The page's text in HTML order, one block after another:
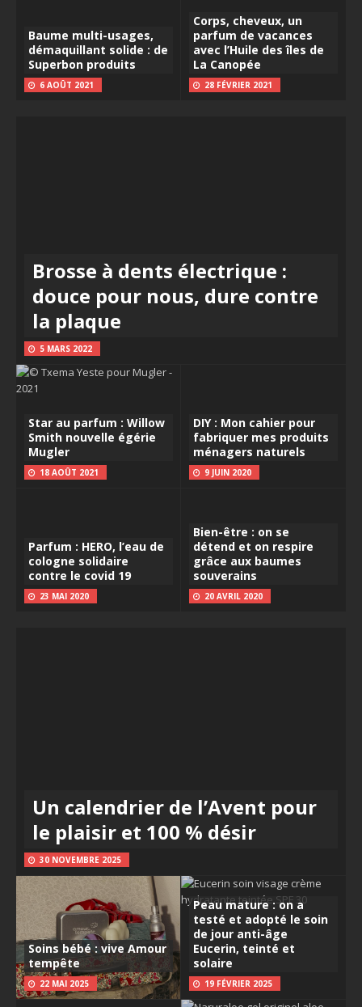
Baume multi-usages,
démaquillant solide : de
Superbon produits
6 AOÛT 2021
Corps, cheveux, un
parfum de vacances
avec l’Huile des îles de
La Canopée
28 FÉVRIER 2021
Brosse à dents électrique :
douce pour nous, dure contre
la plaque
5 MARS 2022
Star au parfum : Willow
Smith nouvelle égérie
Mugler
18 AOÛT 2021
DIY : Mon cahier pour
fabriquer mes produits
ménagers naturels
9 JUIN 2020
Parfum : HERO, l’eau de
cologne solidaire
contre le covid 19
23 MAI 2020
Bien-être : on se
détend et on respire
grâce aux baumes
souverains
20 AVRIL 2020
Un calendrier de l’Avent pour
le plaisir et 100 % désir
30 NOVEMBRE 2025
Soins bébé : vive Amour
tempête
22 MAI 2025
Peau mature : on a
testé et adopté le soin
de jour anti-âge
Eucerin, teinté et
solaire
19 FÉVRIER 2025